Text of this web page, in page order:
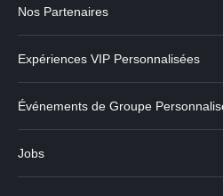
Nos Partenaires
Expériences VIP Personnalisées
Événements de Groupe
Jobs